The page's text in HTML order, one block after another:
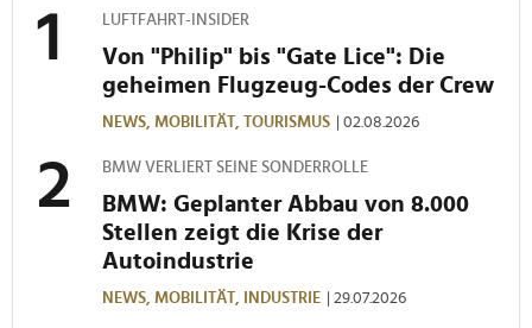
LUFTFAHRT-INSIDER
Von "Philip" bis "Gate Lice": Die
geheimen Flugzeug-Codes der Crew
NEWS, MOBILITÄT, TOURISMUS | 02.08.2026
BMW VERLIERT SEINE SONDERROLLE
BMW: Geplanter Abbau von 8.000
Stellen zeigt die Krise der
Autoindustrie
NEWS, MOBILITÄT, INDUSTRIE | 29.07.2026